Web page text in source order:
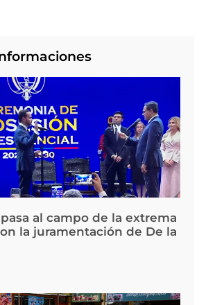
al campo de la extrema
la juramentación de De la